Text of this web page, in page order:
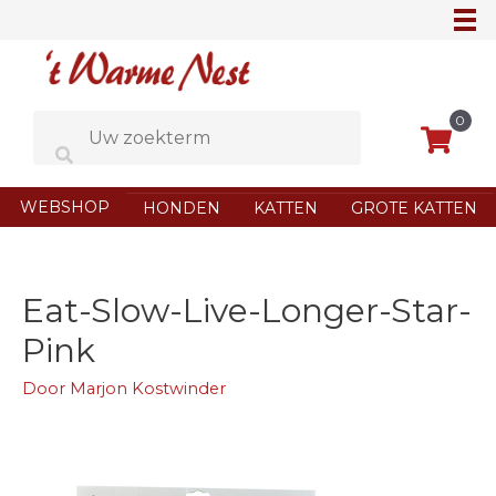
0
WEBSHOP HONDEN KATTEN GROTE KATTEN
Eat-Slow-Live-Longer-Star-
Pink
Door Marjon Kostwinder